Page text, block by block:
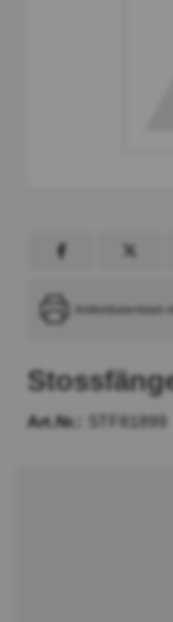
Artikeldatenblatt
Art.Nr.: STF81899